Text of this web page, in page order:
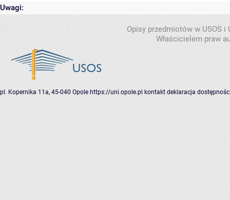
Uwagi:
Opisy przedmiotów w USOS
Właścicielem praw
pl. Kopernika 11a, 45-040 Opole https://uni.opole.pl kontakt deklaracja